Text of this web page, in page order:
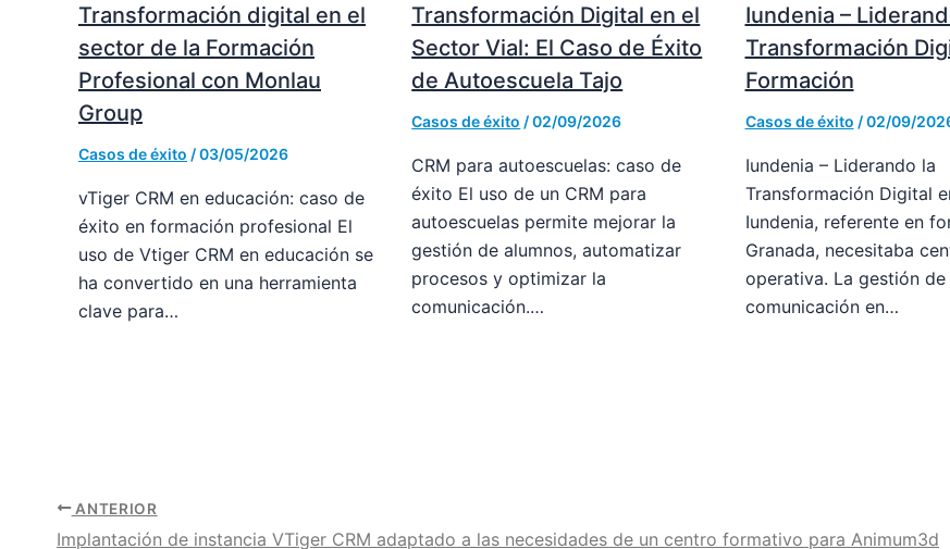
Transformación digital en el
sector de la Formación
Profesional con Monlau
Group
Casos de éxito /03/05/2026
vTiger CRM en educación: caso de
éxito en formación profesional El
uso de Vtiger CRM en educación se
ha convertido en una herramienta
clave para…
Transformación Digital en el
Sector Vial: El Caso de Éxito
de Autoescuela Tajo
Casos de éxito /02/09/2026
CRM para autoescuelas: caso de
éxito El uso de un CRM para
autoescuelas permite mejorar la
gestión de alumnos, automatizar
procesos y optimizar la
comunicación.…
Iundenia –
Transformación
Formación
Casos de éxito /02/09/
Iundenia – Liderando la
Transformación Digital
Iundenia, referente en
Granada, necesitaba
operativa. La gestión de
comunicación en…
ANTERIOR
Implantación de instancia VTiger CRM adaptado a las necesidades de un centro formativo para Animum3d